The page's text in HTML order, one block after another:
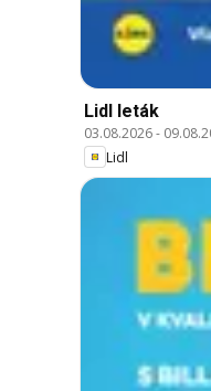
Lidl leták
03.08.2026-
Lidl